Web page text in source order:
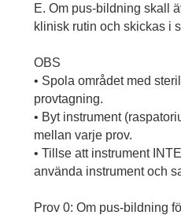
E. Om pus-bildning skall
klinisk rutin och skickas i
OBS
• Spola området med
provtagning.
• Byt instrument
mellan varje prov.
• Tillse att instrument
använda instrument och
Prov 0: Om pus-bildning